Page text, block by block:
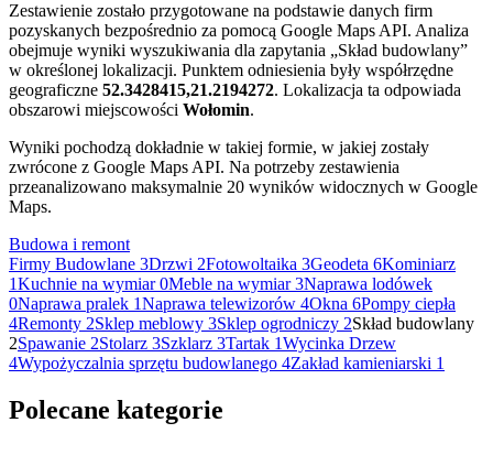
Zestawienie zostało przygotowane na podstawie danych firm
pozyskanych bezpośrednio za pomocą Google Maps API. Analiza
obejmuje wyniki wyszukiwania dla zapytania „Skład budowlany”
w określonej lokalizacji. Punktem odniesienia były współrzędne
geograficzne 52.3428415,21.2194272. Lokalizacja ta odpowiada
obszarowi miejscowości Wołomin.
Wyniki pochodzą dokładnie w takiej formie, w jakiej zostały
zwrócone z Google Maps API. Na potrzeby zestawienia
przeanalizowano maksymalnie 20 wyników widocznych w Google
Maps.
Budowa i remont
Firmy Budowlane 3Drzwi 2Fotowoltaika 3Geodeta 6Kominiarz
1Kuchnie na wymiar0Meble na wymiar3Naprawa lodówek
0Naprawa pralek 1Naprawa telewizorów 4Okna 6Pompy ciepła
4Remonty 2Sklep meblowy 3Sklep ogrodniczy 2Skład budowlany
2Spawanie 2Stolarz 3Szklarz 3Tartak 1Wycinka Drzew
4Wypożyczalnia sprzętu budowlanego 4Zakład kamieniarski 1
Polecane kategorie